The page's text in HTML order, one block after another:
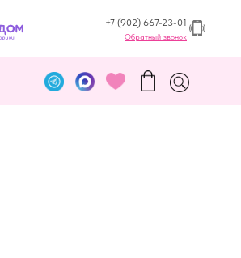
+7 (902) 667-23-01
Обратный звонок